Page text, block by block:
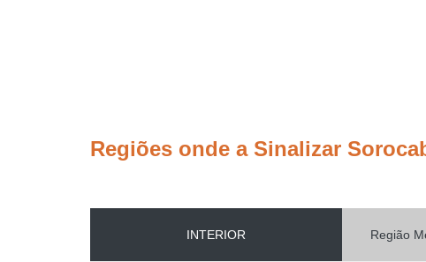
Regiões onde a Sinalizar
INTERIOR Região